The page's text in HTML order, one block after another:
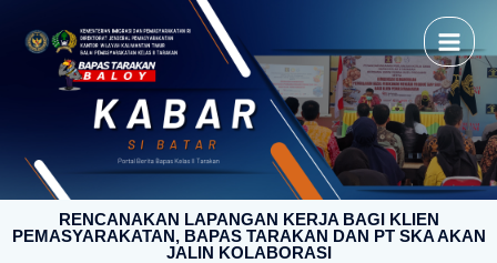
RENCANAKAN LAPANGAN KERJA BAGI KLIEN
PEMASYARAKATAN, BAPAS TARAKAN DAN PT SKA AKAN
JALIN KOLABORASI